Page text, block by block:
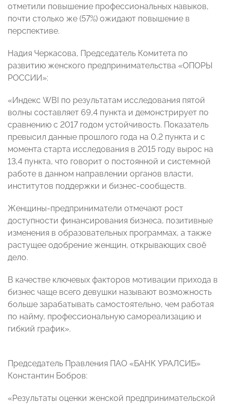
отметили повышение профессиональных навыков,
почти столько же (57%) ожидают повышение в
перспективе.
Надия Черкасова, Председатель Комитета по
развитию женского предпринимательства «ОПОРЫ
РОССИИ»:
«Индекс WBI по результатам исследования пятой
волны составляет 69,4 пункта и демонстрирует по
сравнению с 2017 годом устойчивость. Показатель
превысил данные прошлого года на 0,2 пункта и с
момента старта исследования в 2015 году вырос на
13,4 пункта, что говорит о постоянной и системной
работe в данном направлении органов власти,
институтов поддержки и бизнес-сообществ.
Женщины-предприниматели отмечают рост
доступности финансирования бизнеса, позитивные
изменения в образовательных программах, а также
растущее одобрение женщин, открывающих своё
дело.
В качестве ключевых факторов мотивации прихода в
бизнес чаще всего девушки называют возможность
больше зарабатывать самостоятельно, чем работая
по найму, профессиональную самореализацию и
гибкий график».
Председатель Правления ПАО «БАНК УРАЛСИБ»
Константин Бобров:
«Результаты оценки женской предпринимательской